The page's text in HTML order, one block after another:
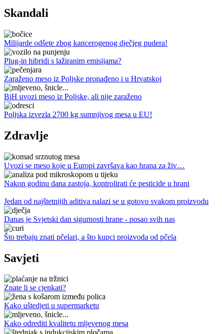
Skandali
Milijarde odšete zbog kancerogenog dječjeg pudera!
Plug-in hibridi s lažiranim emisijama?
Zaraženo meso iz Poljske pronađeno i u Hrvatskoj
BiH uvozi meso iz Poljske, ali nije zaraženo
Poljska izvezla 2700 kg sumnjivog mesa u EU!
Zdravlje
Uvozi se meso koje u Europi završava kao hrana za živ…
Nakon godinu dana zastoja, kontrolirati će pesticide u hrani
Jedan od najštetnijih aditiva nalazi se u gotovo svakom proizvodu
Danas je Svjetski dan sigurnosti hrane - posao svih nas
Što trebaju znati pčelari, a što kupci proizvoda od pčela
Savjeti
Znate li se cjenkati?
Kako uštedjeti u supermarketu
Kako odrediti kvalitetu mljevenog mesa